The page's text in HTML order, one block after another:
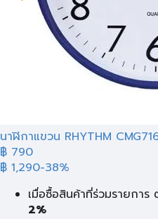
นาฬิกาแขวน RHYTHM
฿ 790
฿ 1,290-38%
เมื่อซื้อสินค้าที่ร่วมรายการ
2%